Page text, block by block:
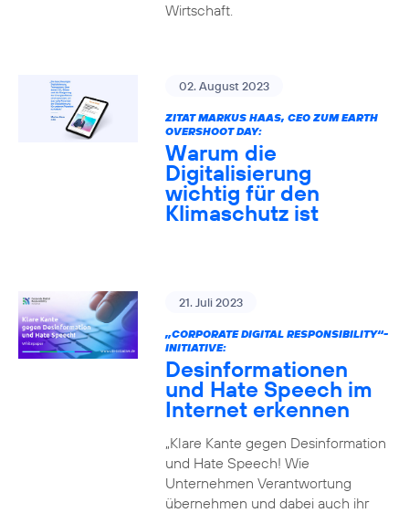
Wirtschaft.
02. August 2023
ZITAT MARKUS HAAS, CEO ZUM EARTH
OVERSHOOT DAY:
Warum die
Digitalisierung
wichtig für den
Klimaschutz ist
21. Juli 2023
„CORPORATE DIGITAL RESPONSIBILITY“-
INITIATIVE:
Desinformationen
und Hate Speech im
Internet erkennen
„Klare Kante gegen Desinformation
und Hate Speech! Wie
Unternehmen Verantwortung
übernehmen und dabei auch ihr